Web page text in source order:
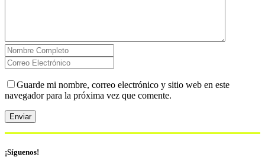
Guarde mi nombre, correo electrónico y sitio web en este
navegador para la próxima vez que comente.
¡Síguenos!